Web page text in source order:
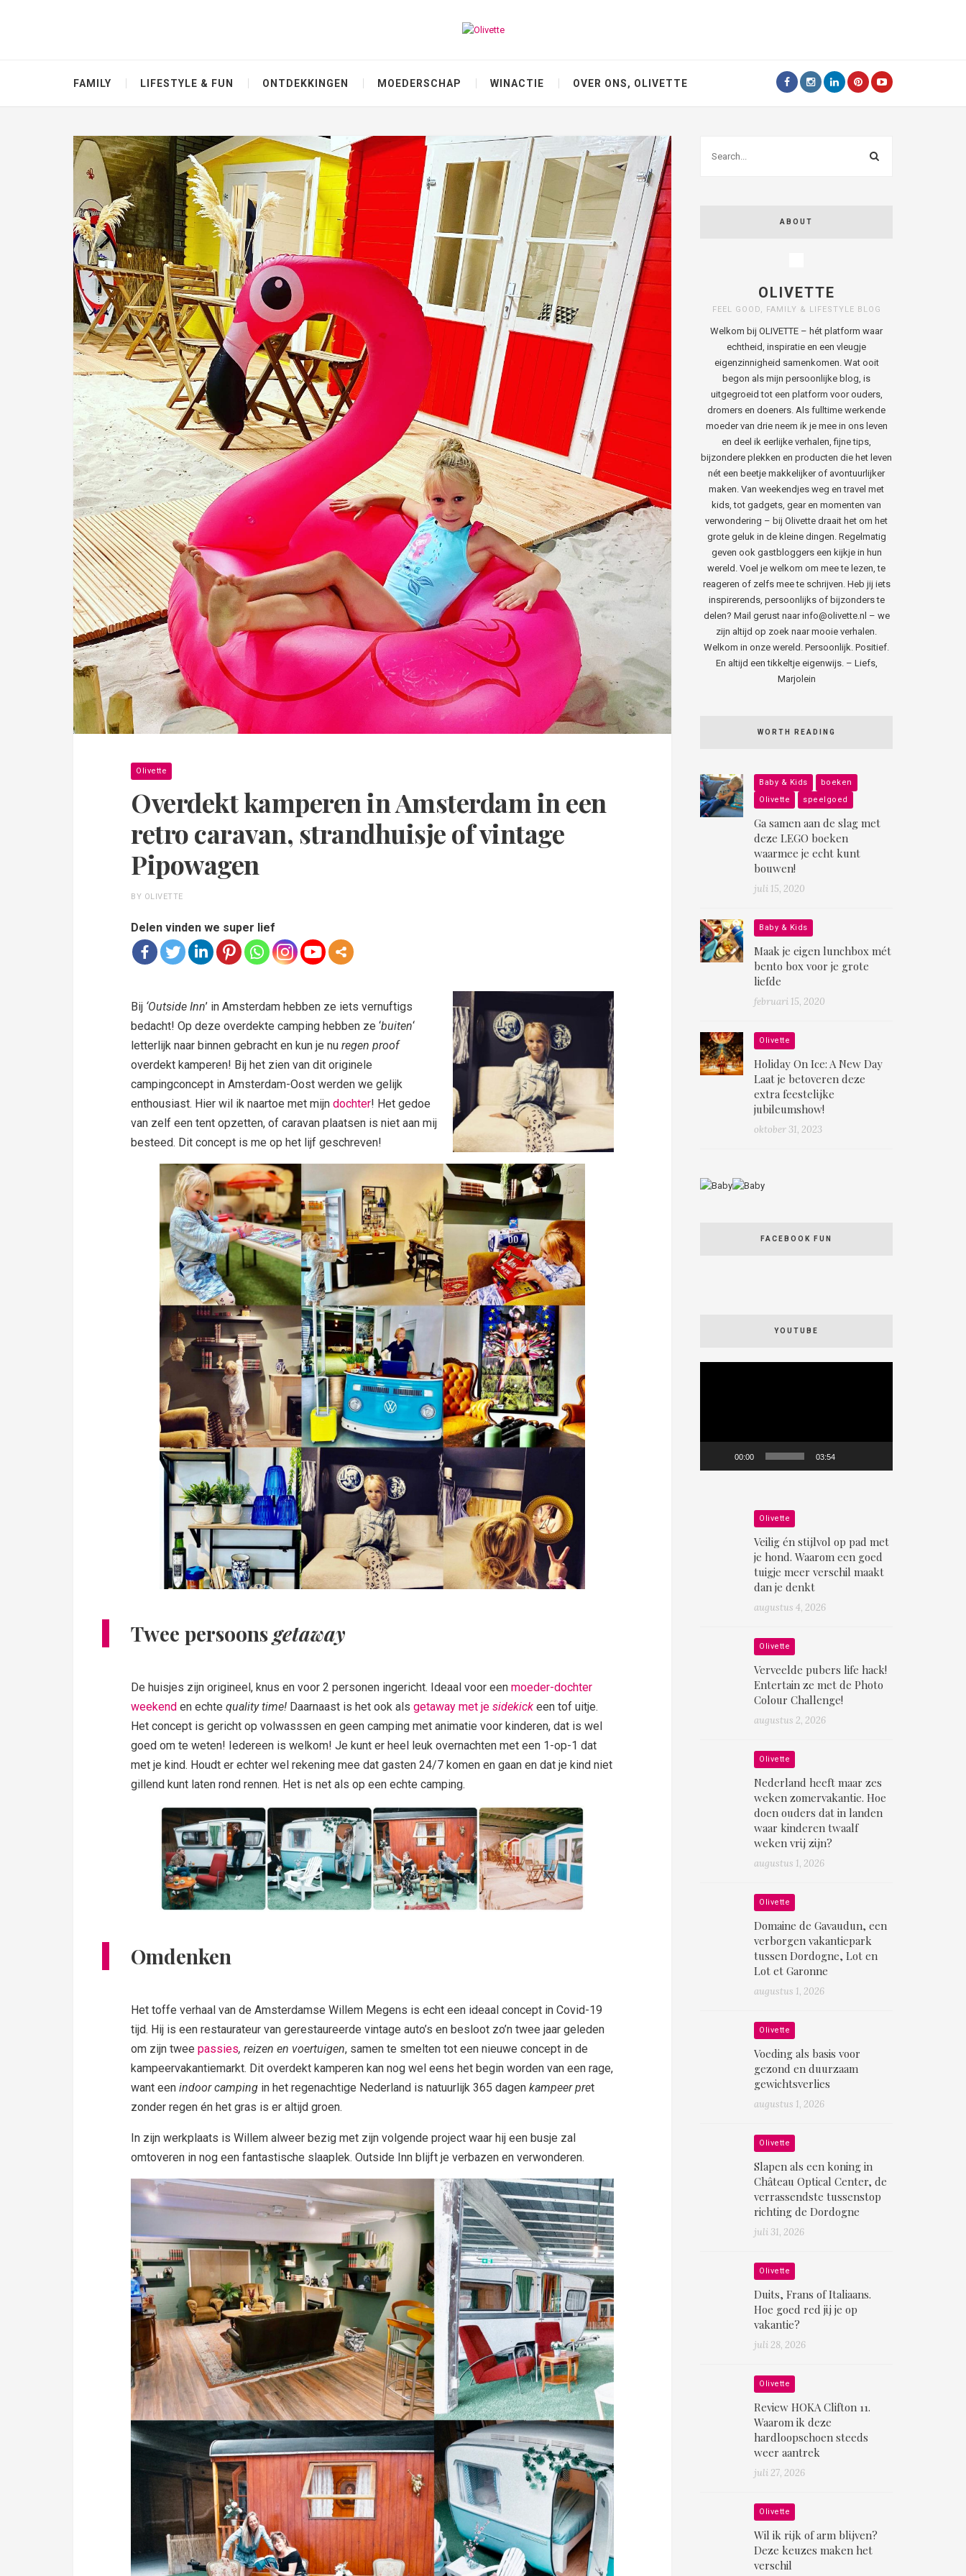
FAMILY LIFESTYLE & FUN ONTDEKKINGEN MOEDERSCHAP WINACTIE OVER ONS, OLIVETTE
Olivette
Overdekt kamperen in Amsterdam in een
retro caravan, strandhuisje of vintage
Pipowagen
BY OLIVETTE
Delen vinden we super lief
Bij ‘Outside Inn’ in Amsterdam hebben ze iets vernuftigs
bedacht! Op deze overdekte camping hebben ze ‘buiten‘
letterlijk naar binnen gebracht en kun je nu regen proof
overdekt kamperen! Bij het zien van dit originele
campingconcept in Amsterdam-Oost werden we gelijk
enthousiast. Hier wil ik naartoe met mijn dochter! Het gedoe
van zelf een tent opzetten, of caravan plaatsen is niet aan mij
besteed. Dit concept is me op het lijf geschreven!
Twee persoonsgetaway
De huisjes zijn origineel, knus en voor 2 personen ingericht. Ideaal voor een moeder-dochter
weekend en echte quality time! Daarnaast is het ook als getaway met je sidekick een tof uitje.
Het concept is gericht op volwasssen en geen camping met animatie voor kinderen, dat is wel
goed om te weten! Iedereen is welkom! Je kunt er heel leuk overnachten met een 1-op-1 dat
met je kind. Houdt er echter wel rekening mee dat gasten 24/7 komen en gaan en dat je kind niet
gillend kunt laten rond rennen. Het is net als op een echte camping.
Omdenken
Het toffe verhaal van de Amsterdamse Willem Megens is echt een ideaal concept in Covid-19
tijd. Hij is een restaurateur van gerestaureerde vintage auto’s en besloot zo’n twee jaar geleden
om zijn twee passies, reizen en voertuigen, samen te smelten tot een nieuwe concept in de
kampeervakantiemarkt. Dit overdekt kamperen kan nog wel eens het begin worden van een rage,
want een indoor camping in het regenachtige Nederland is natuurlijk 365 dagen kampeer pret
zonder regen én het gras is er altijd groen.
In zijn werkplaats is Willem alweer bezig met zijn volgende project waar hij een busje zal
omtoveren in nog een fantastische slaaplek. Outside Inn blijft je verbazen en verwonderen.
ABOUT
OLIVETTE
FEEL GOOD, FAMILY & LIFESTYLE BLOG
Welkom bij OLIVETTE – hét platform waar
echtheid, inspiratie en een vleugje
eigenzinnigheid samenkomen. Wat ooit
begon als mijn persoonlijke blog, is
uitgegroeid tot een platform voor ouders,
dromers en doeners. Als fulltime werkende
moeder van drie neem ik je mee in ons leven
en deel ik eerlijke verhalen, fijne tips,
bijzondere plekken en producten die het leven
nét een beetje makkelijker of avontuurlijker
maken. Van weekendjes weg en travel met
kids, tot gadgets, gear en momenten van
verwondering – bij Olivette draait het om het
grote geluk in de kleine dingen. Regelmatig
geven ook gastbloggers een kijkje in hun
wereld. Voel je welkom om mee te lezen, te
reageren of zelfs mee te schrijven. Heb jij iets
inspirerends, persoonlijks of bijzonders te
delen? Mail gerust naar info@olivette.nl – we
zijn altijd op zoek naar mooie verhalen.
Welkom in onze wereld. Persoonlijk. Positief.
En altijd een tikkeltje eigenwijs. – Liefs,
Marjolein
WORTH READING
Baby & Kids
boeken
Olivette
speelgoed
Ga samen aan de slag met
deze LEGO boeken
waarmee je echt kunt
bouwen!
juli 15, 2020
Baby & Kids
Maak je eigen lunchbox mét
bento box voor je grote
liefde
februari 15, 2020
Olivette
Holiday On Ice: A New Day
Laat je betoveren deze
extra feestelijke
jubileumshow!
oktober 31, 2023
FACEBOOK FUN
YOUTUBE
00:00 03:54
Olivette
Veilig én stijlvol op pad met
je hond. Waarom een goed
tuigje meer verschil maakt
dan je denkt
augustus 4, 2026
Olivette
Verveelde pubers life hack!
Entertain ze met de Photo
Colour Challenge!
augustus 2, 2026
Olivette
Nederland heeft maar zes
weken zomervakantie. Hoe
doen ouders dat in landen
waar kinderen twaalf
weken vrij zijn?
augustus 1, 2026
Olivette
Domaine de Gavaudun, een
verborgen vakantiepark
tussen Dordogne, Lot en
Lot et Garonne
augustus 1, 2026
Olivette
Voeding als basis voor
gezond en duurzaam
gewichtsverlies
augustus 1, 2026
Olivette
Slapen als een koning in
Château Optical Center, de
verrassendste tussenstop
richting de Dordogne
juli 31, 2026
Olivette
Duits, Frans of Italiaans.
Hoe goed red jij je op
vakantie?
juli 28, 2026
Olivette
Review HOKA Clifton 11.
Waarom ik deze
hardloopschoen steeds
weer aantrek
juli 27, 2026
Olivette
Wil ik rijk of arm blijven?
Deze keuzes maken het
verschil